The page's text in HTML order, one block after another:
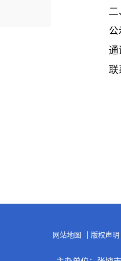
二
公
通
联
网站地图 版权声明